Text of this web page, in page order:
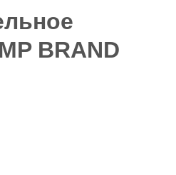
BRAND